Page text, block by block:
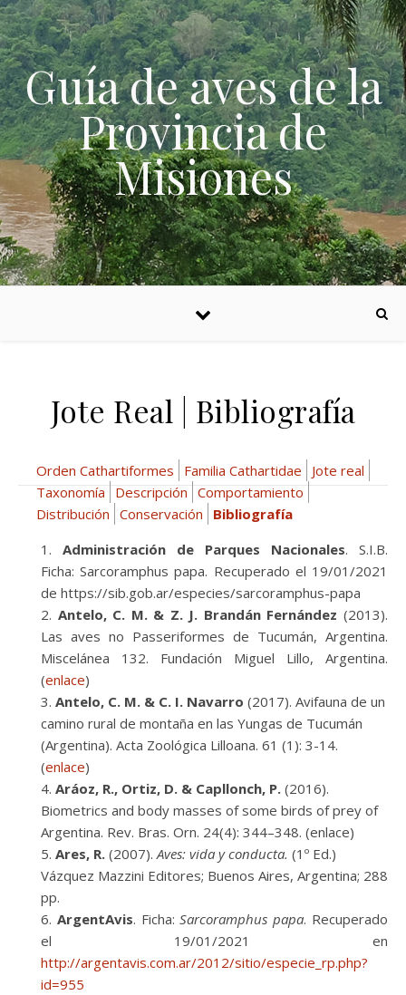
Skip to content
Guía de aves de la
Provincia de
Misiones
Jote Real | Bibliografía
Orden Cathartiformes Familia Cathartidae
Jote real
Taxonomía
Descripción Comportamiento
Distribución Conservación
Bibliografía
Administración de Parques Nacionales. S.I.B.
Ficha: Sarcoramphus papa. Recuperado el 19/01/2021
de https://sib.gob.ar/especies/sarcoramphus-papa
Antelo, C. M. & Z. J. Brandán Fernández(2013).
Las aves no Passeriformes de Tucumán, Argentina.
Miscelánea 132. Fundación Miguel Lillo, Argentina.
(enlace)
Antelo, C. M. & C. I. Navarro (2017). Avifauna de un
camino rural de montaña en las Yungas de Tucumán
(Argentina). Acta Zoológica Lilloana. 61 (1): 3-14.
(enlace)
Aráoz, R., Ortiz, D. & Capllonch, P. (2016).
Biometrics and body masses of some birds of prey of
Argentina. Rev. Bras. Orn. 24(4): 344–348. (enlace)
Ares, R. (2007).Aves: vida y conducta. (1º Ed.)
Vázquez Mazzini Editores; Buenos Aires, Argentina; 288
pp.
ArgentAvis. Ficha:Sarcoramphus papa. Recuperado
el 19/01/2021 en
http://argentavis.com.ar/2012/sitio/especie_rp.php?
id=955